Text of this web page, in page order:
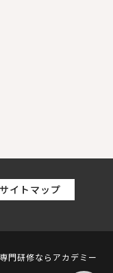
サイトマップ
門研修ならアカデミー